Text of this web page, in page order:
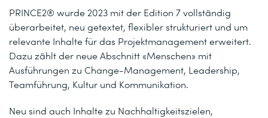
PRINCE2® wurde 2023 mit der Edition 7 vollständig
überarbeitet, neu getextet, flexibler strukturiert und um
relevante Inhalte für das Projektmanagement erweitert.
Dazu zählt der neue Abschnitt «Menschen» mit
Ausführungen zu Change-Management, Leadership,
Teamführung, Kultur und Kommunikation.
Neu sind auch Inhalte zu Nachhaltigkeitszielen,